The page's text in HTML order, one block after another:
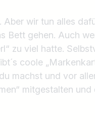
Aber wir tun alles
Bett gehen. Auch
zu viel hatte.
coole
machst und vor
mitgestalten